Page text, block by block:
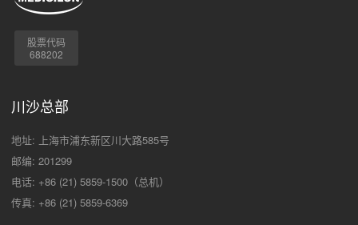
股票代码
688202
川沙总部
地址: 上海市浦东新区川大路585号
邮编: 201299
电话: +86 (21) 5859-1500（总机）
传真: +86 (21) 5859-6369